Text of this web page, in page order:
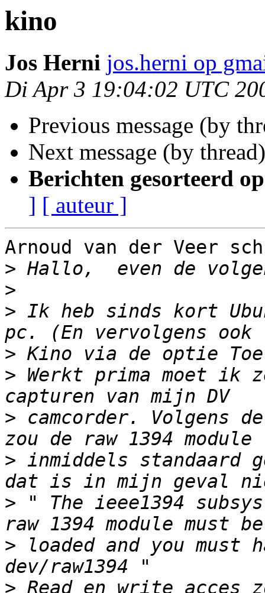
kino
Jos Herni jos.herni op
Di Apr 3 19:04:02 UTC
Previous message (by
Next message (by
Berichten gesorteerd
] [ auteur ]
Arnoud van der Veer
>
>
> Ik heb sinds kort
>
> Werkt prima moet ik
> camcorder. Volgens
> inmiddels standaard
> " The ieee1394
> loaded and you must
> Read en write acces